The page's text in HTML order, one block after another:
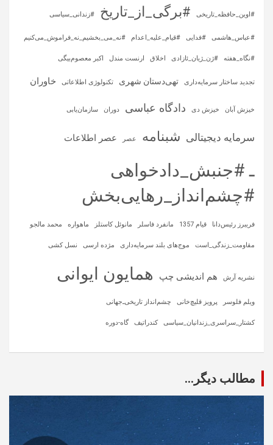
#اوین_حافظه_تاریخی #برگی_از_تاریخ #زندانی_سیاسی
#عباس_هاشمی #فدایی #قیام_علیه_اعدام #نه_می_بخشیم_نه_فراموش_می‌کنیم
#نگاه_هفته #ژن_ژیان_ئازادی اخلاق ارنست مندل اکبر معصوم‌بیگی
تجدید ساختار سرمایه‌داری تهی‌دستان شهری تکنولوژی اطلاعاتی خاوران
خیزش آبان خیزش دی دادگاه عباسی دوران سازمان‌یابی
سرمایه‌ دیجیتالی شبنامه عصر عصر اطلاعات
ـ #جنبش_دادخواهی
#چشم‌انداز_رهایی‌بخش
فریبرز رئیس‌دانا قیام 1357 مانفرد فاسلر مانوئل کاستلز ماهواره‌ محمد مالجو
مقاومت_زندگی_است موج‌های بلند سرمایه‌داری مژده ارسی نسل کشی
نشریه آرش هم اندیشی چپ همایون ایوانی
ویلم فلوسر پرویز قلیچ‌خانی چشم‌انداز تاریخی‌ـ‌جهانی
کشتار_سراسری_زندانیان_سیاسی کندراتیف گاه-دوره
مطالب دیگر...